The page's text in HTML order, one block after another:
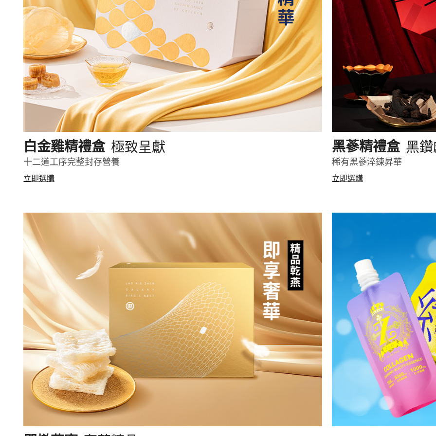
白金雞精禮盒 極致呈獻
十二道工序完整封存營養
立即選購
黑蔘精禮盒 黑
稀有黑蔘淬鍊昇華
立即選購